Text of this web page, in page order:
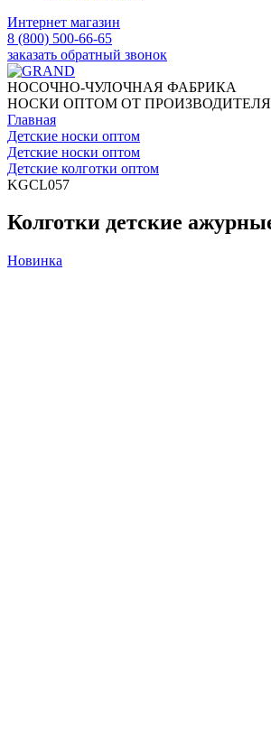
Интернет магазин
8 (800) 500-66-65
заказать обратный звонок
НОСОЧНО-ЧУЛОЧНАЯ ФАБРИКА
НОСКИ ОПТОМ ОТ ПРОИЗВОДИТЕЛЯ
Главная
Детские носки оптом
Детские носки оптом
Детские колготки оптом
KGCL057
Колготки детские
Новинка